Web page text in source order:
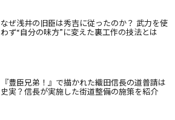
なぜ浅井の旧臣は秀吉に従ったのか？ 武力を使
わず“自分の味方”に変えた裏工作の技法とは
『豊臣兄弟！』で描かれた織田信長の道普請は
史実？信長が実施した街道整備の施策を紹介